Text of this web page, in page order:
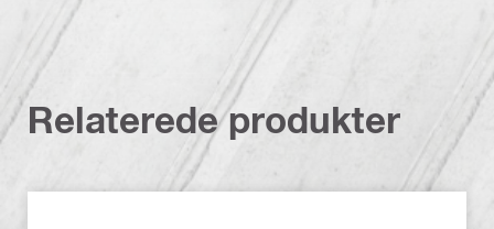
Relaterede produkter